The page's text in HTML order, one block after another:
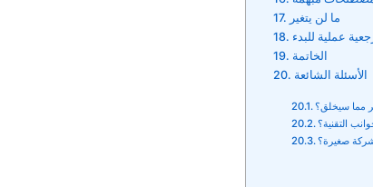
ما لن يتغير
عملية للبدء
الخاتمة
الأسئلة الشائعة
مما سيخلق؟
التقنية؟
صغيرة؟